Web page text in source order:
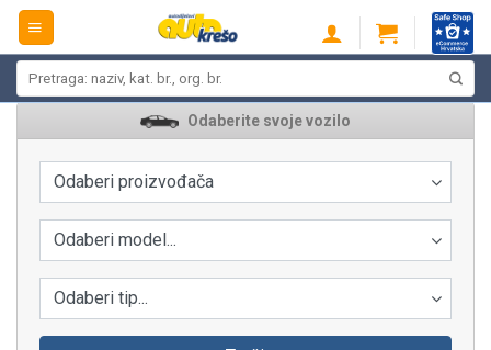
Skip
content
Odaberite svoje vozilo
Odaberi proizvođača
Odaberi model...
Odaberi tip...